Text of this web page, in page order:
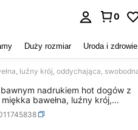
0
Duży rozmiar Uroda i zdrowie
nadrukiem hot dogów z
bawełna, luźny krój,
nadruk, nowość